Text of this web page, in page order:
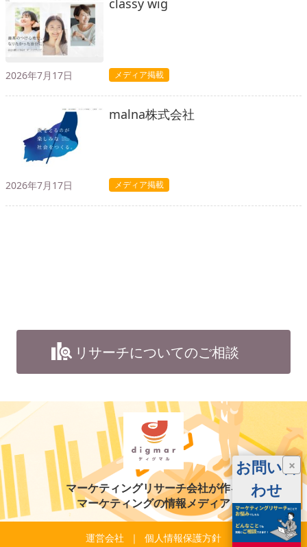
classy wig
2026年7月17日 メディア掲載
malna株式会社
2026年7月17日 メディア掲載
リサーチについてのご相談
マーケティングリサーチ会社が作る
マーケティングの情報メディア
運営会社 個人情報保護方針
×
お問い合
わせ